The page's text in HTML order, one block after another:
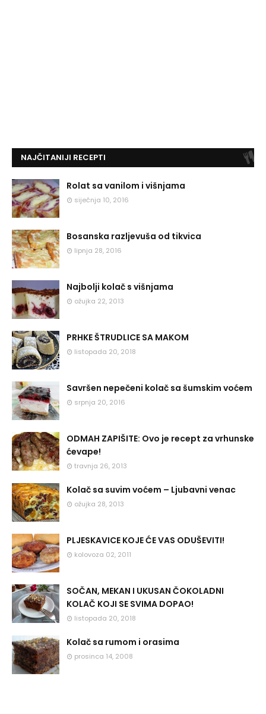
NAJČITANIJI RECEPTI
Rolat sa vanilom i višnjama
siječnja 10, 2016
Bosanska razljevuša od tikvica
lipnja 28, 2016
Najbolji kolač s višnjama
ožujka 22, 2013
PRHKE ŠTRUDLICE SA MAKOM
listopada 20, 2018
Savršen nepečeni kolač sa šumskim voćem
srpnja 20, 2016
ODMAH ZAPIŠITE: Ovo je recept za vrhunske
ćevape!
travnja 26, 2013
Kolač sa suvim voćem – Ljubavni venac
ožujka 28, 2013
PLJESKAVICE KOJE ĆE VAS ODUŠEVITI!
kolovoza 02, 2011
SOČAN, MEKAN I UKUSAN ČOKOLADNI
KOLAČ KOJI SE SVIMA DOPAO!
listopada 20, 2018
Kolač sa rumom i orasima
prosinca 14, 2008